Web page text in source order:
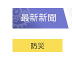
最新新聞
防災